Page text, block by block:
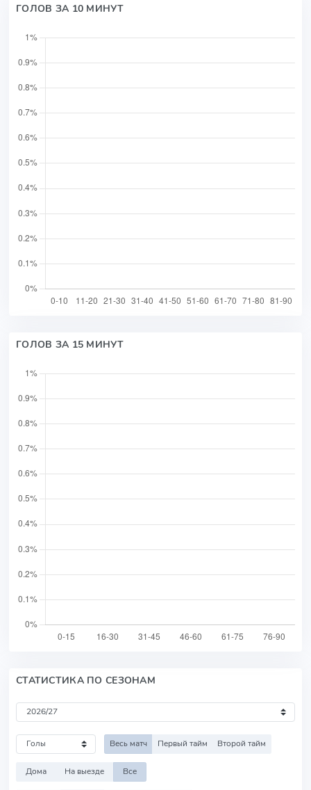
ГОЛОВ ЗА 10 МИНУТ
ГОЛОВ ЗА 15 МИНУТ
СТАТИСТИКА ПО СЕЗОНАМ
Весь матч Первый тайм Второй тайм
Дома На выезде Все